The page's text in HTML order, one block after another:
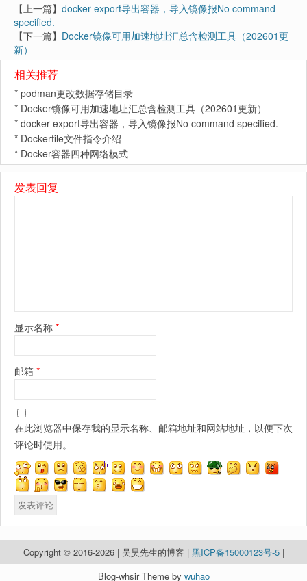
【上一篇】 docker export导出容器，导入镜像报No command
specified.
【下一篇】 Docker镜像可用加速地址汇总含检测工具（202601更
新）
相关推荐
* podman更改数据存储目录
* Docker镜像可用加速地址汇总含检测工具（202601更新）
* docker export导出容器，导入镜像报No command specified.
* Dockerfile文件指令介绍
* Docker容器四种网络模式
发表回复
显示名称 *
邮箱 *
在此浏览器中保存我的显示名称、邮箱地址和网站地址，以便下次
评论时使用。
Copyright © 2016-2026 | 吴昊先生的博客 | 黑ICP备15000123号-5 |
Blog-whsir Theme by wuhao